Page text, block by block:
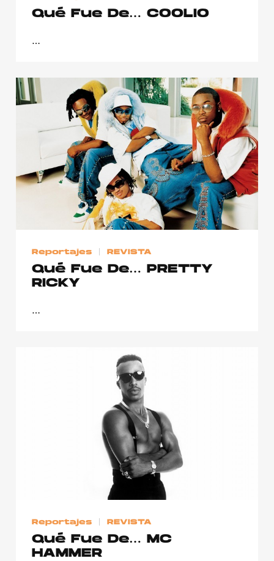
Qué Fue De… COOLIO
…
Reportajes REVISTA
Qué Fue De… PRETTY
RICKY
…
Reportajes REVISTA
Qué Fue De… MC
HAMMER